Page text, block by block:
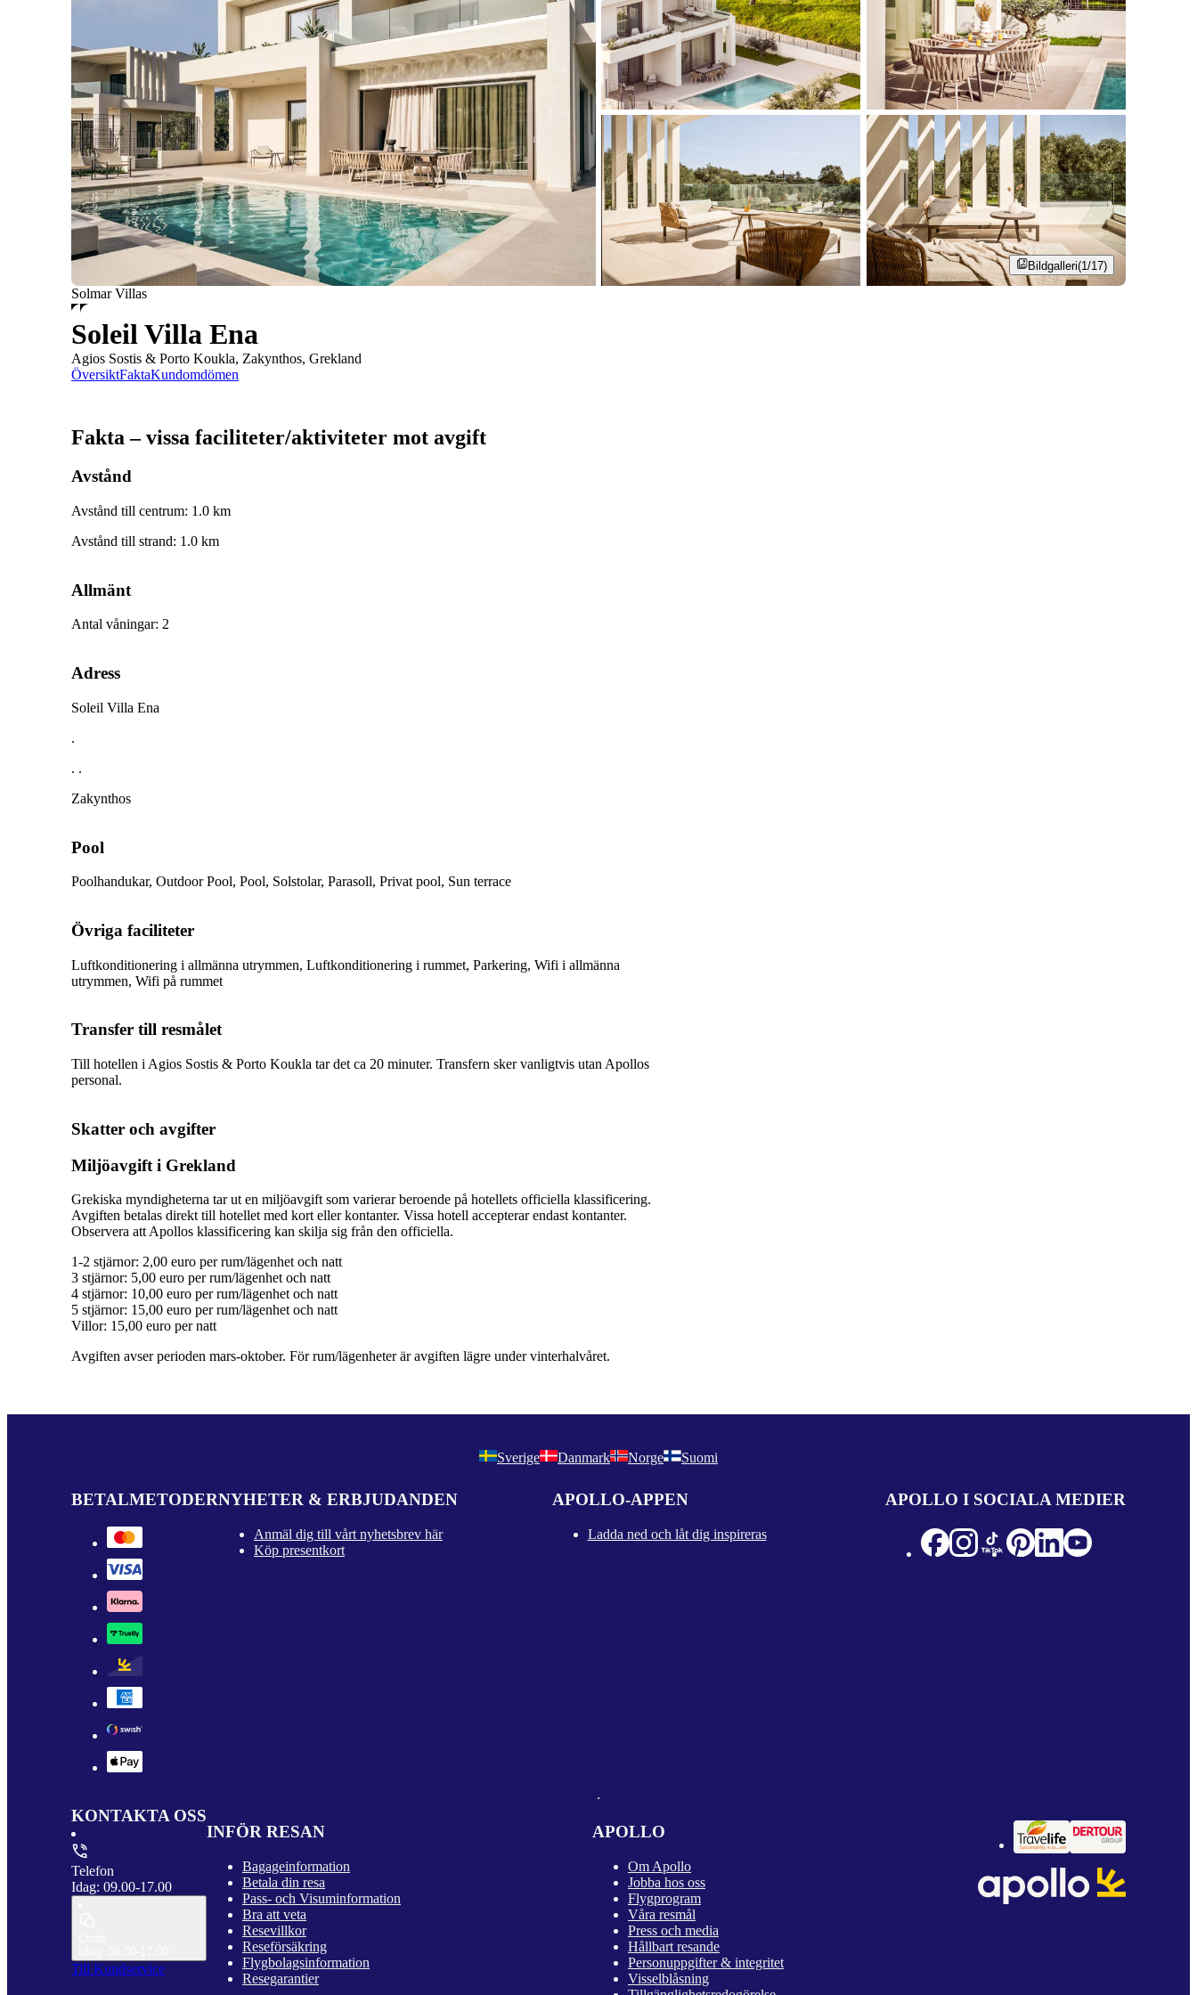
Bildgalleri(1/17)
Solmar Villas
Soleil Villa Ena
Agios Sostis & Porto Koukla, Zakynthos, Grekland
ÖversiktFaktaKundomdömen
Fakta – vissa faciliteter/aktiviteter mot avgift
Avstånd
Avstånd till centrum: 1.0 km
Avstånd till strand: 1.0 km
Allmänt
Antal våningar: 2
Adress
Soleil Villa Ena
.
. .
Zakynthos
Pool
Poolhandukar, Outdoor Pool, Pool, Solstolar, Parasoll, Privat pool, Sun terrace
Övriga faciliteter
Luftkonditionering i allmänna utrymmen, Luftkonditionering i rummet, Parkering, Wifi i allmänna
utrymmen, Wifi på rummet
Transfer till resmålet
Till hotellen i Agios Sostis & Porto Koukla tar det ca 20 minuter. Transfern sker vanligtvis utan Apollos
personal.
Skatter och avgifter
Miljöavgift i Grekland
Grekiska myndigheterna tar ut en miljöavgift som varierar beroende på hotellets officiella klassificering.
Avgiften betalas direkt till hotellet med kort eller kontanter. Vissa hotell accepterar endast kontanter.
Observera att Apollos klassificering kan skilja sig från den officiella.
1-2 stjärnor: 2,00 euro per rum/lägenhet och natt
3 stjärnor: 5,00 euro per rum/lägenhet och natt
4 stjärnor: 10,00 euro per rum/lägenhet och natt
5 stjärnor: 15,00 euro per rum/lägenhet och natt
Villor: 15,00 euro per natt
Avgiften avser perioden mars-oktober. För rum/lägenheter är avgiften lägre under vinterhalvåret.
Sverige Danmark Norge Suomi
BETALMETODERNYHETER & ERBJUDANDEN
Anmäl dig till vårt nyhetsbrev här
Köp presentkort
APOLLO-APPEN
Ladda ned och låt dig inspireras
APOLLO I SOCIALA MEDIER
KONTAKTA OSS
Telefon
Idag: 09.00-17.00
Till Kundservice
INFÖR RESAN
Bagageinformation
Betala din resa
Pass- och Visuminformation
Bra att veta
Resevillkor
Reseförsäkring
Flygbolagsinformation
Resegarantier
APOLLO
Om Apollo
Jobba hos oss
Flygprogram
Våra resmål
Press och media
Hållbart resande
Personuppgifter & integritet
Visselblåsning